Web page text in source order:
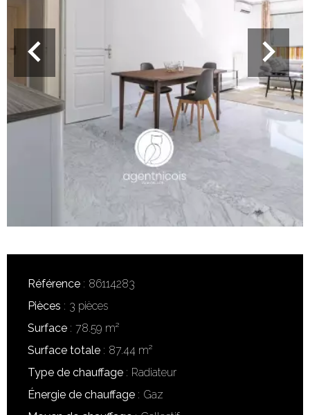
Référence
86114283
Pièces
3 pièces
Surface
78.59 m²
Surface totale
87.44 m²
Type de chauffage
Radiateur
Énergie de chauffage
Gaz